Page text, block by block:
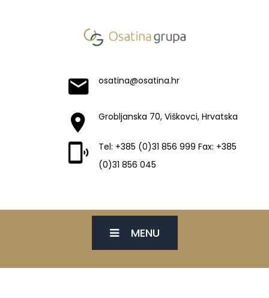
osatina@osatina.hr
Grobljanska 70, Viškovci, Hrvatska
Tel: +385 (0)31 856 999 Fax: +385
(0)31 856 045
MENU